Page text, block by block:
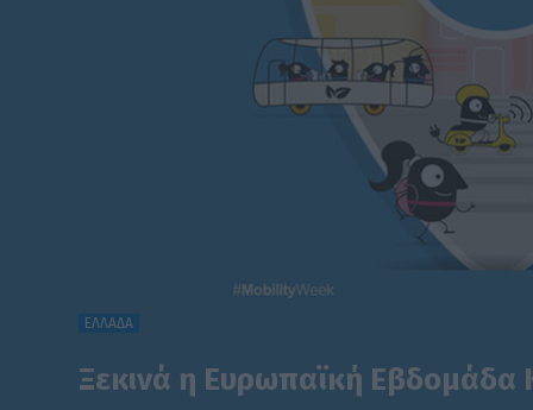
ΕΛΛΑΔΑ
Ξεκινά η Ευρωπαϊκή Εβδομάδα